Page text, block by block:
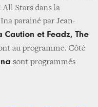
All Stars dans la
parainé par Jean-
Caution et Feadz, The
au programme. Côté
sont programmés